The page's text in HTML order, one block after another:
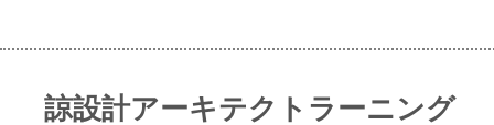
諒設計アーキテクトラーニング